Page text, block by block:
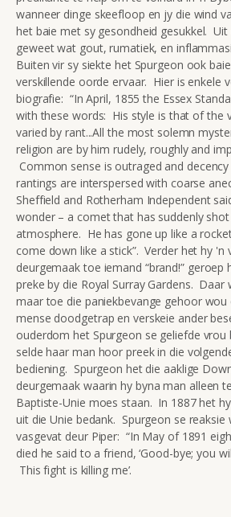
wanneer dinge skeefloop en jy die wind
het baie met sy gesondheid gesukkel.
geweet wat gout, rumatiek, en
Buiten vir sy siekte het Spurgeon ook
verskillende oorde ervaar. Hier is enkele
biografie: “In April, 1855 the Essex
with these words: His style is that of the
varied by rant...All the most solemn
religion are by him rudely, roughly and
Common sense is outraged and
rantings are interspersed with coarse
Sheffield and Rotherham Independent
wonder – a comet that has suddenly
atmosphere. He has gone up like a
come down like a stick”. Verder het hy 'n
deurgemaak toe iemand “brand!” geroep
preke by die Royal Surray Gardens. Daar
maar toe die paniekbevange gehoor wou
mense doodgetrap en verskeie ander
ouderdom het Spurgeon se geliefde vrou
selde haar man hoor preek in die
bediening. Spurgeon het die aaklige
deurgemaak waarin hy byna man alleen
Baptiste-Unie moes staan. In 1887 het
uit die Unie bedank. Spurgeon se reaksie
vasgevat deur Piper: “In May of 1891
died he said to a friend, ‘Good-bye; you
This fight is killing me’.